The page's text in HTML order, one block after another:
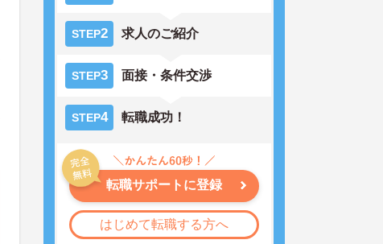
STEP2 求人のご紹介
STEP3 面接・条件交渉
STEP4 転職成功！
転職サポートに登録
はじめて転職する方へ